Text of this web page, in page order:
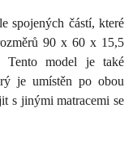
spojených částí, které
90 x 60 x 15,5
Tento model je také
je umístěn po obou
s jinými matracemi se